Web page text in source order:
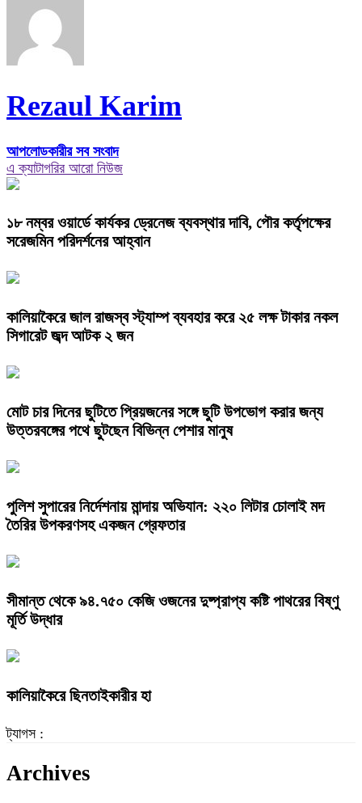
Rezaul Karim
আপলোডকারীর সব সংবাদ
এ ক্যাটাগরির আরো নিউজ
১৮ নম্বর ওয়ার্ডে কার্যকর ড্রেনেজ ব্যবস্থার দাবি, পৌর কর্তৃপক্ষের
সরেজমিন পরিদর্শনের আহ্বান
কালিয়াকৈরে জাল রাজস্ব স্ট্যাম্প ব্যবহার করে ২৫ লক্ষ টাকার নকল
সিগারেট জব্দ আটক ২ জন
মোট চার দিনের ছুটিতে প্রিয়জনের সঙ্গে ছুটি উপভোগ করার জন্য
উত্তরবঙ্গের পথে ছুটছেন বিভিন্ন পেশার মানুষ
পুলিশ সুপারের নির্দেশনায় মান্দায় অভিযান: ২২০ লিটার চোলাই মদ
তৈরির উপকরণসহ একজন গ্রেফতার
সীমান্ত থেকে ৯৪.৭৫০ কেজি ওজনের দুষ্প্রাপ্য কষ্টি পাথরের বিষ্ণু
মূর্তি উদ্ধার
কালিয়াকৈরে ছিনতাইকারীর হা
ট্যাগস :
Archives